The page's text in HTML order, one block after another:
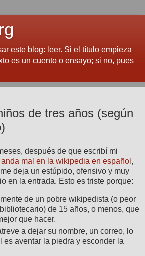
este blog: leer. Si el título empieza
es un cuento o ensayo; si no, pues
de tres años (según
después de que escribí mi
anda mal en la wikipedia en español ,
deja un estúpido, ofensivo y muy
en la entrada. Esto es triste porque:
de un pobre wikipedista (o peor
de 15 años, o menos, que
que hacer.
a dejar su nombre, un correo, lo
es aventar la piedra y esconder la